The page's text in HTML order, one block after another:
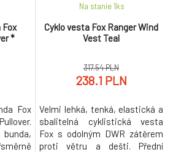
Fox
*
Fox
Cyklo vesta Fox Ranger Wind
Vest Teal
Na stanie 1ks
317.54 PLN
238.1 PLN
Velmi lehká, tenká, elastická a
sbalitelná cyklistická vesta
Fox s odolným DWR zátěrem
proti větru a dešti. Přední